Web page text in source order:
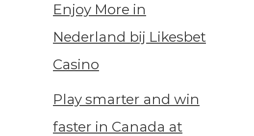
Enjoy More in
Nederland bij Likesbet
Casino
Play smarter and win
faster in Canada at